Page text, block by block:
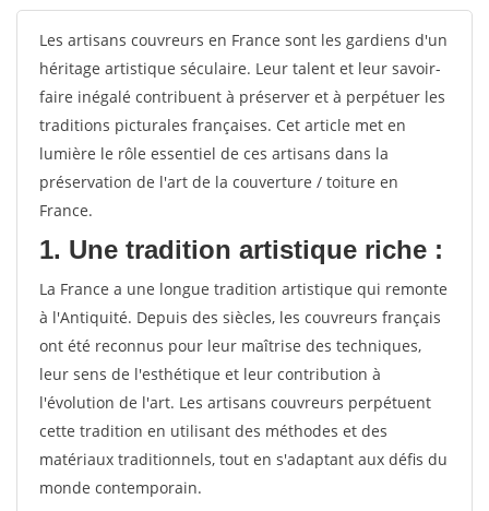
votes
Les artisans couvreurs en France sont les gardiens d'un
héritage artistique séculaire. Leur talent et leur savoir-
faire inégalé contribuent à préserver et à perpétuer les
traditions picturales françaises. Cet article met en
lumière le rôle essentiel de ces artisans dans la
préservation de l'art de la couverture / toiture en
France.
1. Une tradition artistique riche :
La France a une longue tradition artistique qui remonte
à l'Antiquité. Depuis des siècles, les couvreurs français
ont été reconnus pour leur maîtrise des techniques,
leur sens de l'esthétique et leur contribution à
l'évolution de l'art. Les artisans couvreurs perpétuent
cette tradition en utilisant des méthodes et des
matériaux traditionnels, tout en s'adaptant aux défis du
monde contemporain.